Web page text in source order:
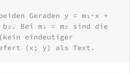
Geraden y = m₁·x +
b₂. Bei m₁ = m₂ sind die
eindeutiger
(x; y) als Text.